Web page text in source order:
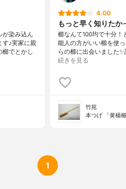
が染み込ん
す♪実家に親
櫛でとかし
4.00
もっと早く知りたか
櫛なんて100均で十分！
能人の方がいい櫛を使
らの櫛に出会いました
続きを見る
竹苑
本つげ 「黄楊
1